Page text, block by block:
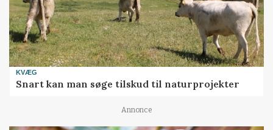
KVÆG
Snart kan man søge tilskud til naturprojekter
Annonce